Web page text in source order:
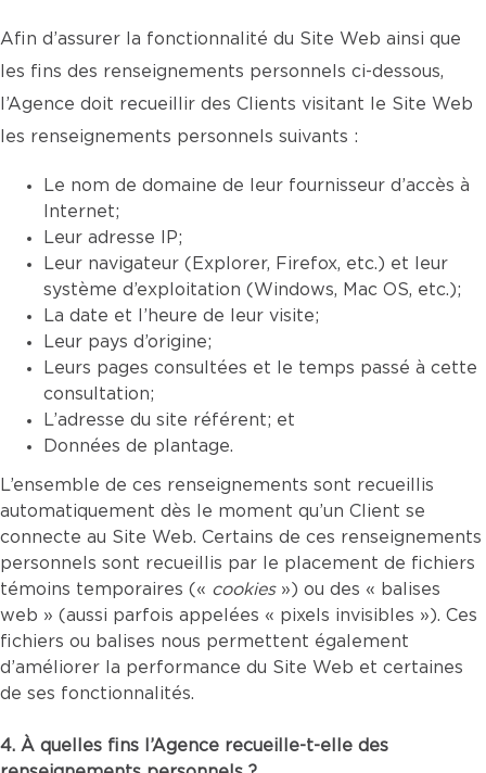
Afin d’assurer la fonctionnalité du Site Web ainsi que
les fins des renseignements personnels ci-dessous,
l’Agence doit recueillir des Clients visitant le Site Web
les renseignements personnels suivants :
Le nom de domaine de leur fournisseur d’accès à
Internet;
Leur adresse IP;
Leur navigateur (Explorer, Firefox, etc.) et leur
système d’exploitation (Windows, Mac OS, etc.);
La date et l’heure de leur visite;
Leur pays d’origine;
Leurs pages consultées et le temps passé à cette
consultation;
L’adresse du site référent; et
Données de plantage.
L’ensemble de ces renseignements sont recueillis
automatiquement dès le moment qu’un Client se
connecte au Site Web. Certains de ces renseignements
personnels sont recueillis par le placement de fichiers
témoins temporaires (« cookies») ou des « balises
web » (aussi parfois appelées « pixels invisibles »). Ces
fichiers ou balises nous permettent également
d’améliorer la performance du Site Web et certaines
de ses fonctionnalités.
4. À quelles fins l’Agence recueille-t-elle des